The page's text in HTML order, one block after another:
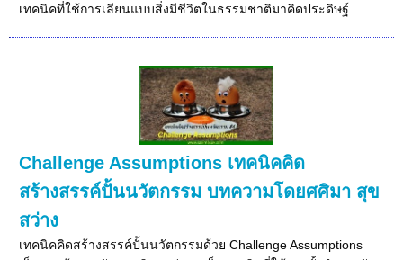
เทคนิคที่ใช้การเลียนแบบสิ่งมีชีวิตในธรรมชาติมาคิดประดิษฐ์...
Challenge Assumptions เทคนิคคิด
สร้างสรรค์ปั้นนวัตกรรม บทความโดยศศิมา สุข
สว่าง
เทคนิคคิดสร้างสรรค์ปั้นนวัตกรรมด้วย Challenge Assumptions